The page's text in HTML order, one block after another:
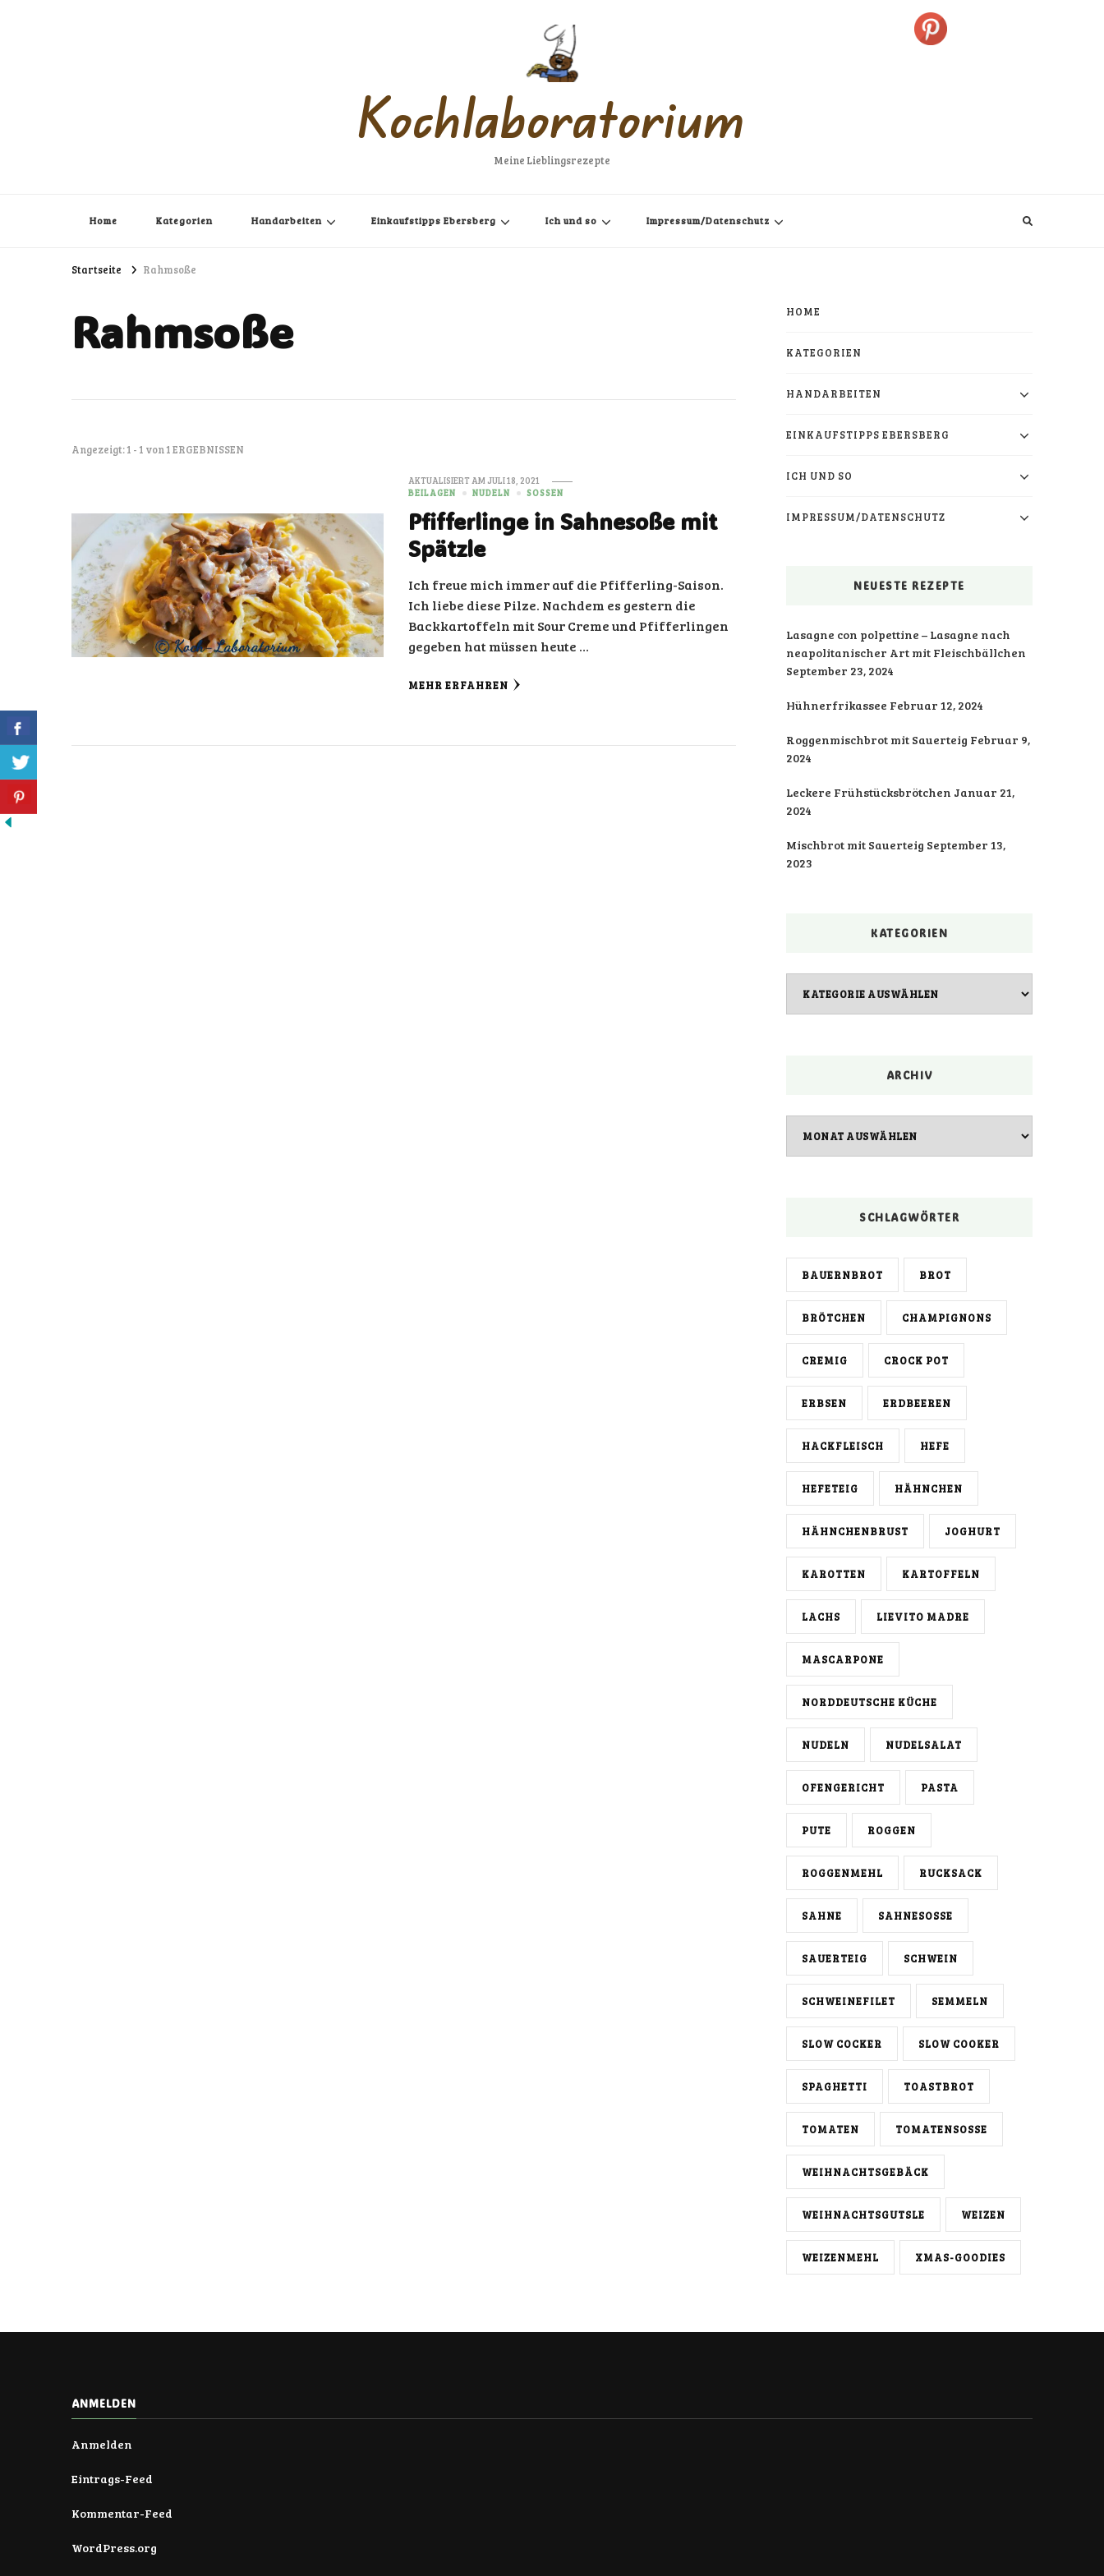
Kochlaboratorium
Meine Lieblingsrezepte
Home Kategorien Handarbeiten Einkaufstipps Ebersberg Ich und so Impressum/Datenschutz
Startseite Rahmsoße
Rahmsoße
Angezeigt: 1 - 1 von 1 ERGEBNISSEN
AKTUALISIERT AMJULI 18, 2021
BEILAGEN
NUDELN SOSSEN
Pfifferlinge in Sahnesoße mit
Spätzle
Ich freue mich immer auf die Pfifferling-Saison.
Ich liebe diese Pilze. Nachdem es gestern die
Backkartoffeln mit Sour Creme und Pfifferlingen
gegeben hat müssen heute …
MEHR ERFAHREN
HOME
KATEGORIEN
HANDARBEITEN
EINKAUFSTIPPS EBERSBERG
ICH UND SO
IMPRESSUM/DATENSCHUTZ
NEUESTE REZEPTE
Lasagne con polpettine – Lasagne nach
neapolitanischer Art mit Fleischbällchen
September 23, 2024
Hühnerfrikassee Februar 12, 2024
Roggenmischbrot mit Sauerteig Februar 9,
2024
Leckere Frühstücksbrötchen Januar 21,
2024
Mischbrot mit Sauerteig September 13,
2023
KATEGORIEN
ARCHIV
SCHLAGWÖRTER
BAUERNBROT BROT
BRÖTCHEN CHAMPIGNONS
CREMIG CROCK POT
ERBSEN ERDBEEREN
HACKFLEISCH HEFE
HEFETEIG HÄHNCHEN
HÄHNCHENBRUST JOGHURT
KAROTTEN KARTOFFELN
LACHS LIEVITO MADRE
MASCARPONE
NORDDEUTSCHE KÜCHE
NUDELN NUDELSALAT
OFENGERICHT PASTA
PUTE ROGGEN
ROGGENMEHL RUCKSACK
SAHNE SAHNESOSSE
SAUERTEIG SCHWEIN
SCHWEINEFILET SEMMELN
SLOW COCKER SLOW COOKER
SPAGHETTI TOASTBROT
TOMATEN TOMATENSOSSE
WEIHNACHTSGEBÄCK
WEIHNACHTSGUTSLE WEIZEN
WEIZENMEHL XMAS-GOODIES
ANMELDEN
Anmelden
Eintrags-Feed
Kommentar-Feed
WordPress.org